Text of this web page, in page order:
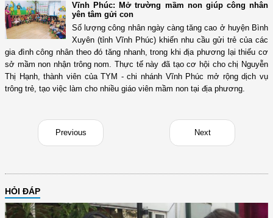
Vĩnh Phúc: Mở trường mầm non giúp công nhân
yên tâm gửi con
Số lượng công nhân ngày càng tăng cao ở huyện Bình
Xuyên (tỉnh Vĩnh Phúc) khiến nhu cầu gửi trẻ của các
gia đình công nhân theo đó tăng nhanh, trong khi địa phương lại thiếu cơ
sở mầm non nhận trông nom. Thực tế này đã tạo cơ hội cho chị Nguyễn
Thị Hạnh, thành viên của TYM - chi nhánh Vĩnh Phúc mở rộng dịch vụ
trông trẻ, tạo việc làm cho nhiều giáo viên mầm non tại địa phương.
Previous Next
HỎI ĐÁP